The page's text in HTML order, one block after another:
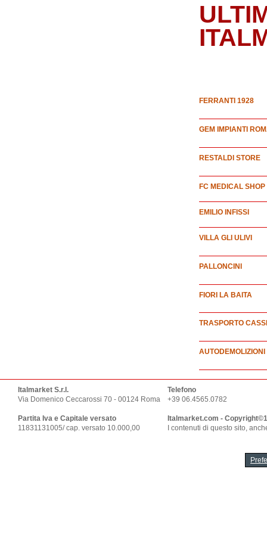
FERRANTI 1928
GEM IMPIANTI
RESTALDI STORE
FC MEDICAL SHOP
EMILIO INFISSI
VILLA GLI ULIVI
PALLONCINI
FIORI LA BAITA
TRASPORTO
AUTODEMOLIZIONI
Italmarket S.r.l.
Telefono
Via Domenico Ceccarossi 70 - 00124 Roma
+39 06.4565.0782
Partita Iva e Capitale versato
Italmarket.com -
11831131005/ cap. versato 10.000,00
I contenuti di questo sito,